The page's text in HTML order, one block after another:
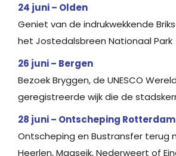
24 juni – Olden
Geniet van de indrukwekkende
het Jostedalsbreen Nationaal Park
26 juni – Bergen
Bezoek Bryggen, de UNESCO
geregistreerde wijk die de
28 juni – Ontscheping Rotterdam
Ontscheping en Bustransfer terug
Heerlen, Maaseik, Nederweert of